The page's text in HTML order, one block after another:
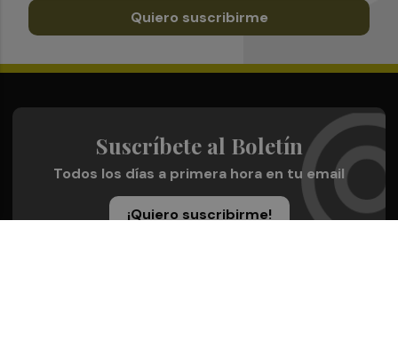
Quiero suscribirme
Suscríbete al Boletín
Todos los días a primera hora en tu email
¡Quiero suscribirme!